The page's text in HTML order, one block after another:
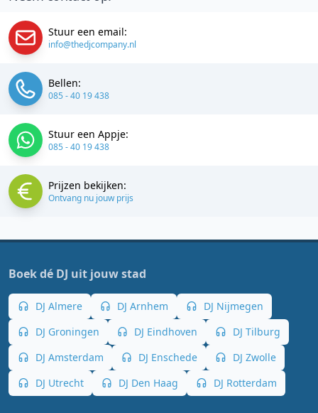
Stuur een email:
info@thedjcompany.nl
Bellen:
085 - 40 19 438
Stuur een Appje:
085 - 40 19 438
Prijzen bekijken:
Ontvang nu jouw prijs
Boek dé DJ uit jouw stad
DJ Almere DJ Arnhem
DJ Nijmegen
DJ Groningen
DJ Eindhoven
DJ Tilburg
DJ Amsterdam
DJ Enschede
DJ Zwolle
DJ Utrecht
DJ Den Haag DJ Rotterdam